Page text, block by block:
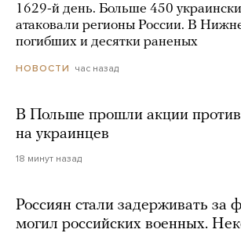
1629-й день. Больше 450
атаковали регионы России. В
погибших и десятки раненых
НОВОСТИ час назад
В Польше прошли акции
на украинцев
18 минут назад
Россиян стали задерживать за
могил российских военных.